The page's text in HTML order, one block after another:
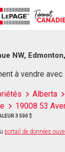
NW,
à vendre avec
Alberta
19008 53
3 500 $
portail de données